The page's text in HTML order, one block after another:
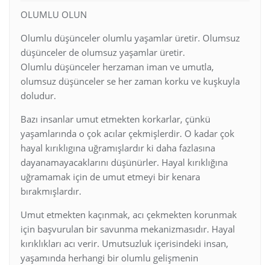
OLUMLU OLUN
Olumlu düşünceler olumlu yaşamlar üretir. Olumsuz
düşünceler de olumsuz yaşamlar üretir.
Olumlu düşünceler herzaman iman ve umutla,
olumsuz düşünceler se her zaman korku ve kuşkuyla
doludur.
Bazı insanlar umut etmekten korkarlar, çünkü
yaşamlarında o çok acılar çekmişlerdir. O kadar çok
hayal kırıklıgına uğramışlardır ki daha fazlasına
dayanamayacaklarını düşünürler. Hayal kırıklığına
uğramamak için de umut etmeyi bir kenara
bırakmışlardır.
Umut etmekten kaçınmak, acı çekmekten korunmak
için başvurulan bir savunma mekanizmasıdır. Hayal
kırıklıkları acı verir. Umutsuzluk içerisindeki insan,
yaşamında herhangi bir olumlu gelişmenin